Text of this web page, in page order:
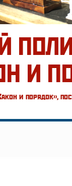
И
и порядок»,